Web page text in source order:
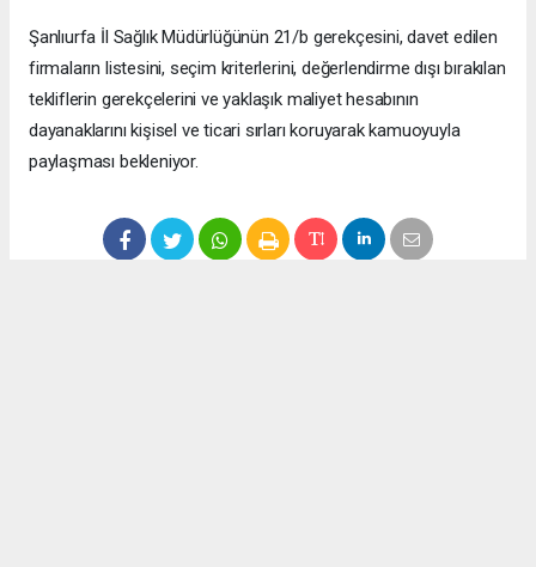
Şanlıurfa İl Sağlık Müdürlüğünün 21/b gerekçesini, davet edilen
firmaların listesini, seçim kriterlerini, değerlendirme dışı bırakılan
tekliflerin gerekçelerini ve yaklaşık maliyet hesabının
dayanaklarını kişisel ve ticari sırları koruyarak kamuoyuyla
paylaşması bekleniyor.